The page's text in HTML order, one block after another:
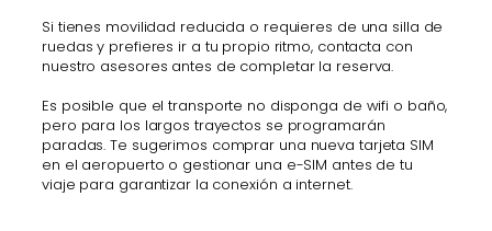
Si tienes movilidad reducida o requieres de una silla de
ruedas y prefieres ir a tu propio ritmo, contacta con
nuestro asesores antes de completar la reserva.
Es posible que el transporte no disponga de wifi o baño,
pero para los largos trayectos se programarán
paradas. Te sugerimos comprar una nueva tarjeta SIM
en el aeropuerto o gestionar una e-SIM antes de tu
viaje para garantizar la conexión a internet.